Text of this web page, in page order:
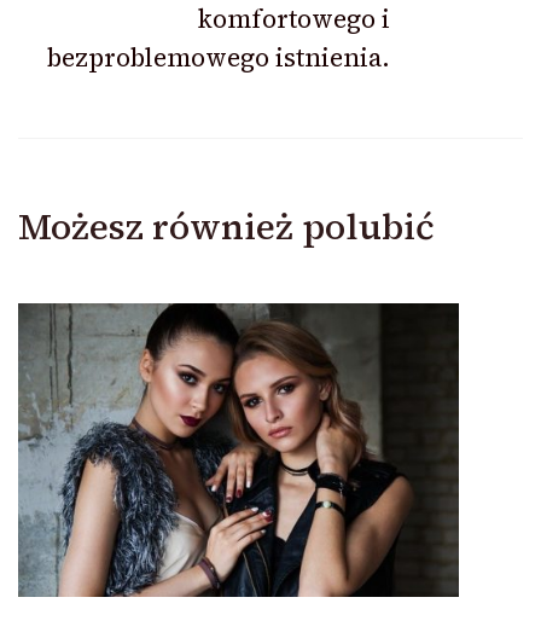
komfortowego i
bezproblemowego istnienia.
Możesz również polubić